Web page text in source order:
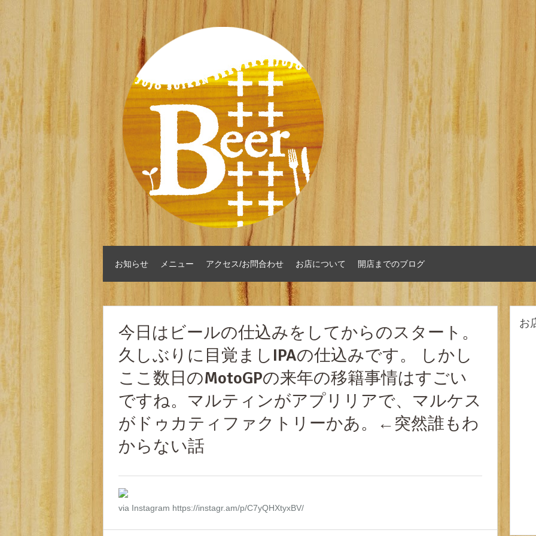
お知らせ メニュー アクセス/お問合わせ お店について 開店までのブログ
今日はビールの仕込みをしてからのスタート。
久しぶりに目覚ましIPAの仕込みです。 しかし
ここ数日のMotoGPの来年の移籍事情はすごい
ですね。マルティンがアプリリアで、マルケス
がドゥカティファクトリーかあ。←突然誰もわ
からない話
via Instagram https://instagr.am/p/C7yQHXtyxBV/
お